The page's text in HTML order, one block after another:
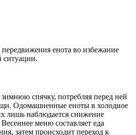
енота во избежание
ситуации.
спячку, потребляя перед ней
Одомашненные еноты в холодное
лишь наблюдается снижение
меню составляет еда
затем происходит переход к